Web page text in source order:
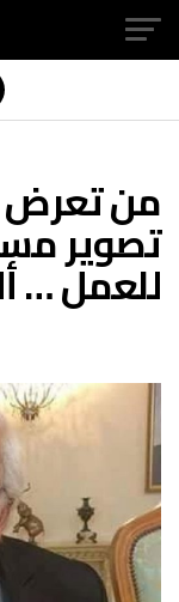
من تعرض
تصوير
للعمل …